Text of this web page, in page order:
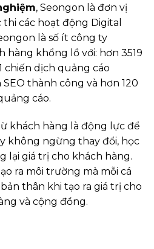
, Seongon là đơn vị
các hoạt động Digital
là số ít công ty
hàng khổng lồ với: hơn 3519
chiến dịch quảng cáo
thành công và hơn 120
cáo.
khách hàng là động lực để
không ngừng thay đổi, học
lại giá trị cho khách hàng.
ra môi trường mà mỗi cá
thân khi tạo ra giá trị cho
và cộng đồng.